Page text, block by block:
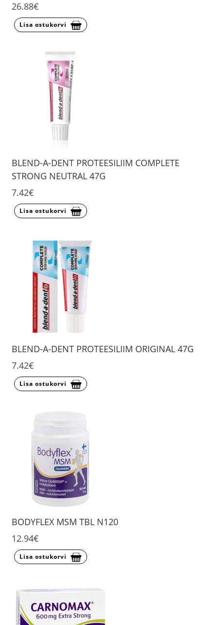
26.88€
Lisa ostukorvi
BLEND-A-DENT PROTEESILIIM COMPLETE
STRONG NEUTRAL 47G
7.42€
Lisa ostukorvi
BLEND-A-DENT PROTEESILIIM ORIGINAL 47G
7.42€
Lisa ostukorvi
BODYFLEX MSM TBL N120
12.94€
Lisa ostukorvi